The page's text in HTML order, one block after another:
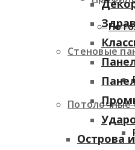
Стеновые
Потолочные
Острова